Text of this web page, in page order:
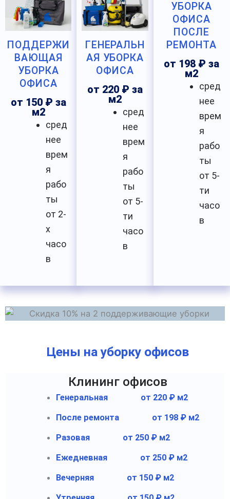
ПОДДЕРЖИ
ВАЮЩАЯ
УБОРКА
ОФИСА
от 150 ₽ за
м2
сред
нее
врем
я
рабо
ты
от 2-
х
часо
в
ГЕНЕРАЛЬН
АЯ УБОРКА
ОФИСА
от 220 ₽ за
м2
сред
нее
врем
я
рабо
ты
от 5-
ти
часо
в
УБОРКА
ОФИСА
ПОСЛЕ
РЕМОНТА
от 198 ₽ за
м2
сред
нее
врем
я
рабо
ты
от 5-
ти
часо
в
Цены на уборку офисов
Клининг офисов
Генеральная от 220 ₽ м2
После ремонта от 198 ₽ м2
Разовая от 250 ₽ м2
Ежедневная от 250 ₽ м2
Вечерняя от 150 ₽ м2